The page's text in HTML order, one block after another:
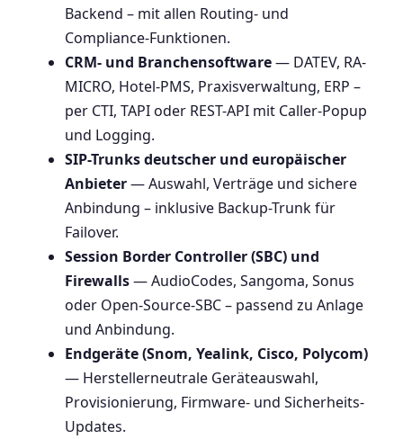
Backend – mit allen Routing- und
Compliance-Funktionen.
CRM- und Branchensoftware— DATEV, RA-
MICRO, Hotel-PMS, Praxisverwaltung, ERP –
per CTI, TAPI oder REST-API mit Caller-Popup
und Logging.
SIP-Trunks deutscher und europäischer
Anbieter— Auswahl, Verträge und sichere
Anbindung – inklusive Backup-Trunk für
Failover.
Session Border Controller (SBC) und
Firewalls— AudioCodes, Sangoma, Sonus
oder Open-Source-SBC – passend zu Anlage
und Anbindung.
Endgeräte (Snom, Yealink, Cisco, Polycom)
— Herstellerneutrale Geräteauswahl,
Provisionierung, Firmware- und Sicherheits-
Updates.